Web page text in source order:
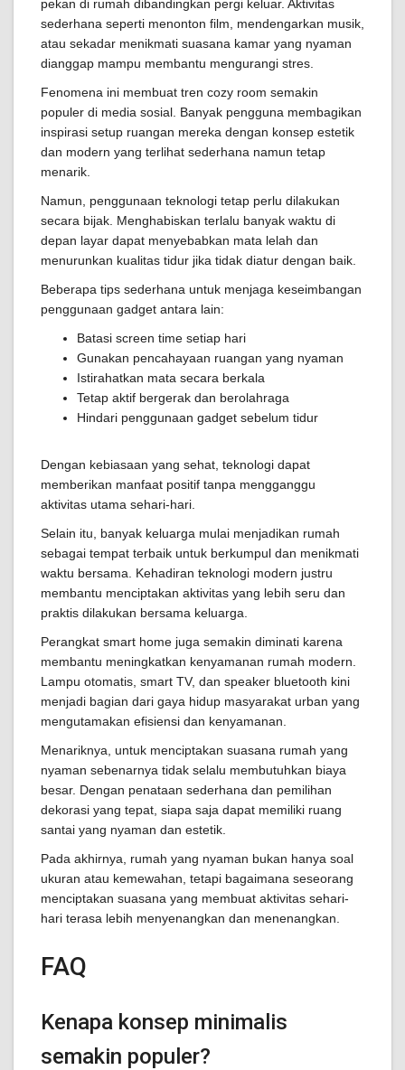
pekan di rumah dibandingkan pergi keluar. Aktivitas
sederhana seperti menonton film, mendengarkan musik,
atau sekadar menikmati suasana kamar yang nyaman
dianggap mampu membantu mengurangi stres.
Fenomena ini membuat tren cozy room semakin
populer di media sosial. Banyak pengguna membagikan
inspirasi setup ruangan mereka dengan konsep estetik
dan modern yang terlihat sederhana namun tetap
menarik.
Namun, penggunaan teknologi tetap perlu dilakukan
secara bijak. Menghabiskan terlalu banyak waktu di
depan layar dapat menyebabkan mata lelah dan
menurunkan kualitas tidur jika tidak diatur dengan baik.
Beberapa tips sederhana untuk menjaga keseimbangan
penggunaan gadget antara lain:
Batasi screen time setiap hari
Gunakan pencahayaan ruangan yang nyaman
Istirahatkan mata secara berkala
Tetap aktif bergerak dan berolahraga
Hindari penggunaan gadget sebelum tidur
Dengan kebiasaan yang sehat, teknologi dapat
memberikan manfaat positif tanpa mengganggu
aktivitas utama sehari-hari.
Selain itu, banyak keluarga mulai menjadikan rumah
sebagai tempat terbaik untuk berkumpul dan menikmati
waktu bersama. Kehadiran teknologi modern justru
membantu menciptakan aktivitas yang lebih seru dan
praktis dilakukan bersama keluarga.
Perangkat smart home juga semakin diminati karena
membantu meningkatkan kenyamanan rumah modern.
Lampu otomatis, smart TV, dan speaker bluetooth kini
menjadi bagian dari gaya hidup masyarakat urban yang
mengutamakan efisiensi dan kenyamanan.
Menariknya, untuk menciptakan suasana rumah yang
nyaman sebenarnya tidak selalu membutuhkan biaya
besar. Dengan penataan sederhana dan pemilihan
dekorasi yang tepat, siapa saja dapat memiliki ruang
santai yang nyaman dan estetik.
Pada akhirnya, rumah yang nyaman bukan hanya soal
ukuran atau kemewahan, tetapi bagaimana seseorang
menciptakan suasana yang membuat aktivitas sehari-
hari terasa lebih menyenangkan dan menenangkan.
FAQ
Kenapa konsep minimalis
semakin populer?